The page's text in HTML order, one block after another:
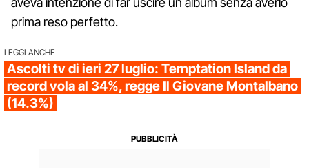
prima reso perfetto.
LEGGI ANCHE
Ascolti tv di ieri 27 luglio: Temptation Island da
record vola al 34%, regge Il Giovane Montalbano
(14.3%)